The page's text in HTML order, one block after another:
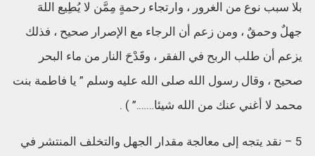
بلا سبب نوع من الغرور ، وارتجاء رحمةٍ مِمَّن لا يُطِيع اللهَ
جهلٌ وحمقٌ ، ومن زعم أن الرجاء مع الإصرار صحيح ، فذلك
يزعم أن طلب الربح في الفقر ، وقَدْحَ النار من ماء البحر
صحيح ، وقال رسول الله صلى الله عليه وسلم ” يا فاطمة بنت
محمد لا أغني عنك من الله شيئا…….” ) .
5 – نقد يتجه إلى معالجة مقدار الجهل والتخلف المنتشر في